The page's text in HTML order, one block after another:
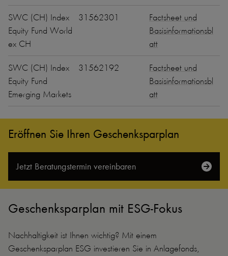
SWC (CH) Index
Equity Fund World
ex CH
31562301
Factsheet und
Basisinformationsbl
att
SWC (CH) Index
Equity Fund
Emerging Markets
31562192
Factsheet und
Basisinformationsbl
att
Eröffnen Sie Ihren Geschenksparplan
Jetzt Beratungs­termin vereinbaren
Geschenksparplan mit ESG-Fokus
Nachhaltigkeit ist Ihnen wichtig? Mit einem
Geschenksparplan ESG investieren Sie in Anlagefonds,